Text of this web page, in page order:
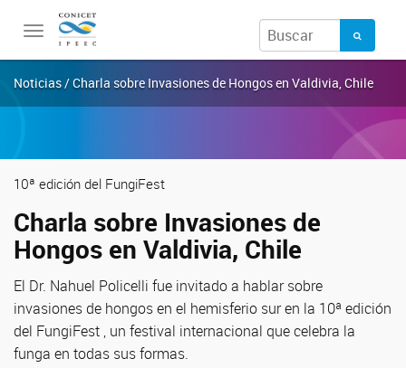
Toggle
Noticias / Charla sobre Invasiones de Hongos en Valdivia, Chile
10ª edición del FungiFest
Charla sobre Invasiones de
Hongos en Valdivia, Chile
El Dr. Nahuel Policelli fue invitado a hablar sobre
invasiones de hongos en el hemisferio sur en la 10ª edición
del FungiFest , un festival internacional que celebra la
funga en todas sus formas.